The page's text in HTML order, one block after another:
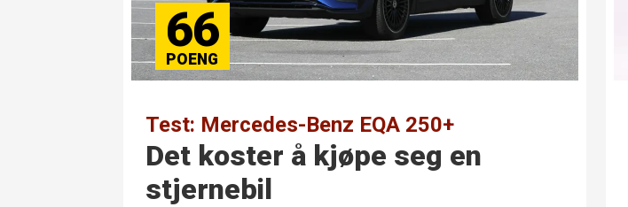
66
Test: Mercedes-Benz EQA 250+
Det koster å kjøpe seg en
stjernebil